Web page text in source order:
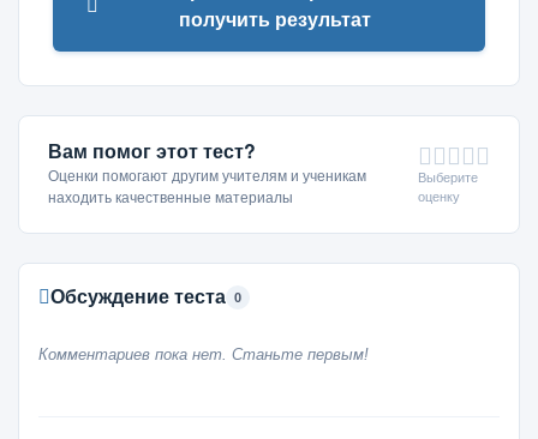
получить результат
Вам помог этот тест?
Оценки помогают другим учителям и ученикам
находить качественные материалы
Выберите
оценку
Обсуждение теста 0
Комментариев пока нет. Станьте первым!